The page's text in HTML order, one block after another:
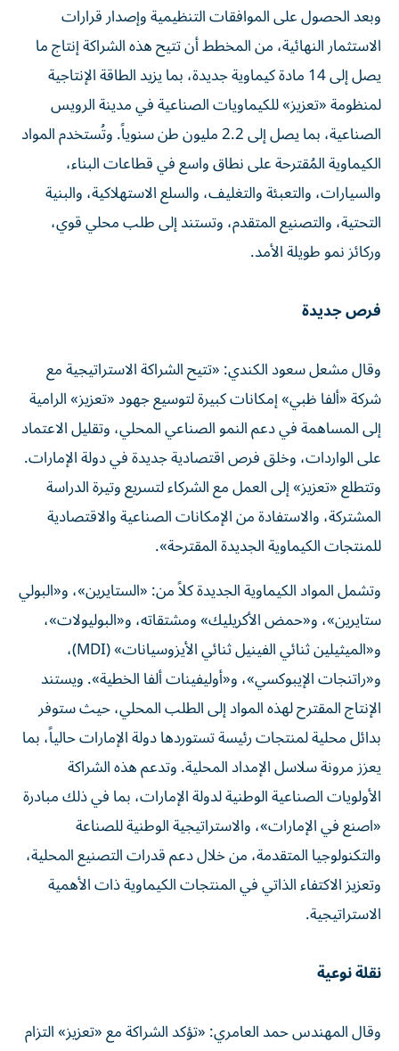
وبعد الحصول على الموافقات التنظيمية وإصدار قرارات
الاستثمار النهائية، من المخطط أن تتيح هذه الشراكة إنتاج ما
يصل إلى 14 مادة كيماوية جديدة، بما يزيد الطاقة الإنتاجية
لمنظومة «تعزيز» للكيماويات الصناعية في مدينة الرويس
الصناعية، بما يصل إلى 2.2 مليون طن سنوياً. وتُستخدم المواد
الكيماوية المُقترحة على نطاق واسع في قطاعات البناء،
والسيارات، والتعبئة والتغليف، والسلع الاستهلاكية، والبنية
التحتية، والتصنيع المتقدم، وتستند إلى طلب محلي قوي،
وركائز نمو طويلة الأمد.
فرص جديدة
وقال مشعل سعود الكندي: «تتيح الشراكة الاستراتيجية مع
شركة «ألفا ظبي» إمكانات كبيرة لتوسيع جهود «تعزيز» الرامية
إلى المساهمة في دعم النمو الصناعي المحلي، وتقليل الاعتماد
على الواردات، وخلق فرص اقتصادية جديدة في دولة الإمارات.
وتتطلع «تعزيز» إلى العمل مع الشركاء لتسريع وتيرة الدراسة
المشتركة، والاستفادة من الإمكانات الصناعية والاقتصادية
للمنتجات الكيماوية الجديدة المقترحة».
وتشمل المواد الكيماوية الجديدة كلاً من: «الستايرين»، و«البولي
ستايرين»، و«حمض الأكريليك» ومشتقاته، و«البوليولات»،
و«الميثيلين ثنائي الفينيل ثنائي الأيزوسيانات» (MDI)،
و«راتنجات الإيبوكسي»، و«أوليفينات ألفا الخطية». ويستند
الإنتاج المقترح لهذه المواد إلى الطلب المحلي، حيث ستوفر
بدائل محلية لمنتجات رئيسة تستوردها دولة الإمارات حالياً، بما
يعزز مرونة سلاسل الإمداد المحلية. وتدعم هذه الشراكة
الأولويات الصناعية الوطنية لدولة الإمارات، بما في ذلك مبادرة
«اصنع في الإمارات»، والاستراتيجية الوطنية للصناعة
والتكنولوجيا المتقدمة، من خلال دعم قدرات التصنيع المحلية،
وتعزيز الاكتفاء الذاتي في المنتجات الكيماوية ذات الأهمية
الاستراتيجية.
نقلة نوعية
وقال المهندس حمد العامري: «تؤكد الشراكة مع «تعزيز» التزام